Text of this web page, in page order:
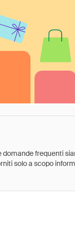
frequenti
solo a scopo